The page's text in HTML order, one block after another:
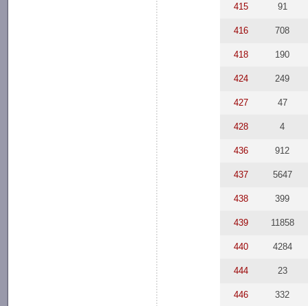
415 91
416 708
418 190
424 249
427 47
428 4
436 912
437 5647
438 399
439 11858
440 4284
444 23
446 332